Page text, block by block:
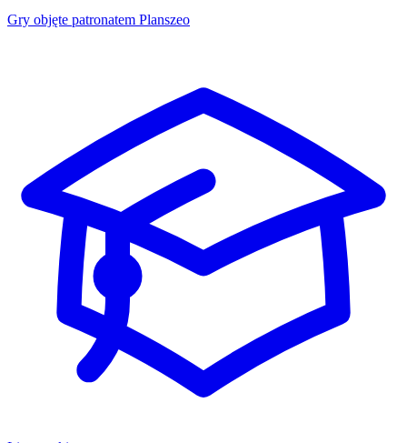
Gry objęte patronatem Planszeo